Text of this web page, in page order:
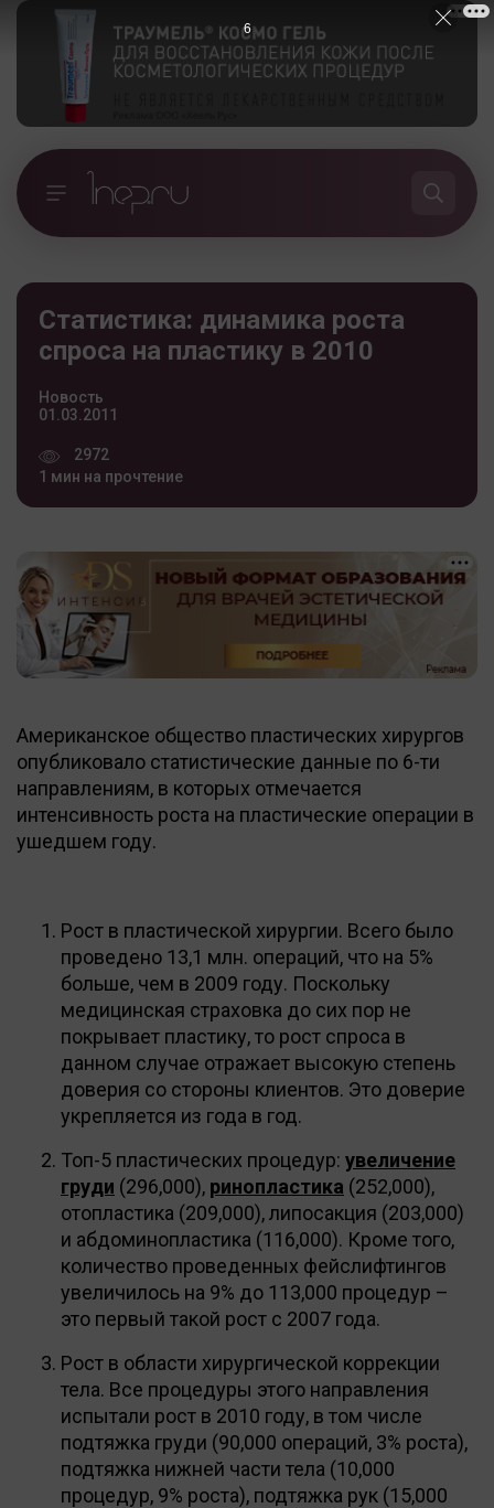
Статистика: динамика роста
спроса на пластику в 2010
Новость
01.03.2011
2972
1 мин на прочтение
Американское общество пластических хирургов
опубликовало статистические данные по 6-ти
направлениям, в которых отмечается
интенсивность роста на пластические операции в
ушедшем году.
Рост в пластической хирургии. Всего было
проведено 13,1 млн. операций, что на 5%
больше, чем в 2009 году. Поскольку
медицинская страховка до сих пор не
покрывает пластику, то рост спроса в
данном случае отражает высокую степень
доверия со стороны клиентов. Это доверие
укрепляется из года в год.
Топ-5 пластических процедур: увеличение
груди (296,000), ринопластика (252,000),
отопластика (209,000), липосакция (203,000)
и абдоминопластика (116,000). Кроме того,
количество проведенных фейслифтингов
увеличилось на 9% до 113,000 процедур –
это первый такой рост с 2007 года.
Рост в области хирургической коррекции
тела. Все процедуры этого направления
испытали рост в 2010 году, в том числе
подтяжка груди (90,000 операций, 3% роста),
подтяжка нижней части тела (10,000
процедур, 9% роста), подтяжка рук (15,000
5